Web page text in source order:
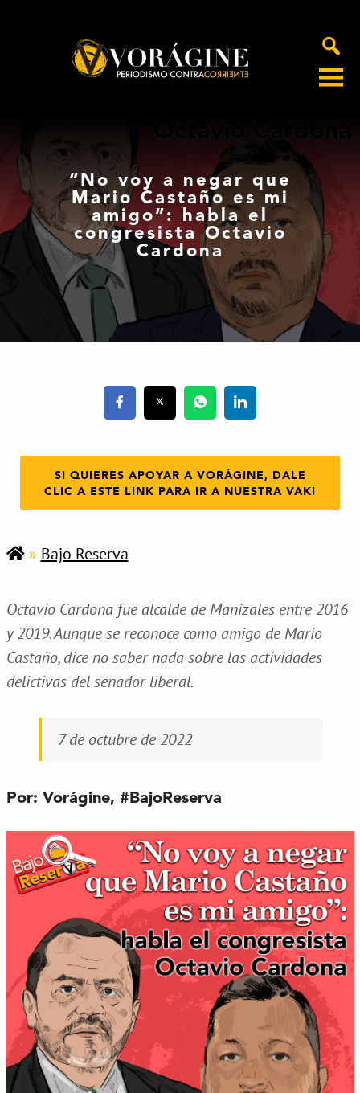
“No voy a negar que
Mario Castaño es mi
amigo”: habla el
congresista Octavio
Cardona
SI QUIERES APOYAR A VORÁGINE, DALE
CLIC A ESTE LINK PARA IR A NUESTRA VAKI
» Bajo Reserva
Octavio Cardona fue alcalde de Manizales entre 2016
y 2019. Aunque se reconoce como amigo de Mario
Castaño, dice no saber nada sobre las actividades
delictivas del senador liberal.
7 de octubre de 2022
Por: Vorágine, #BajoReserva